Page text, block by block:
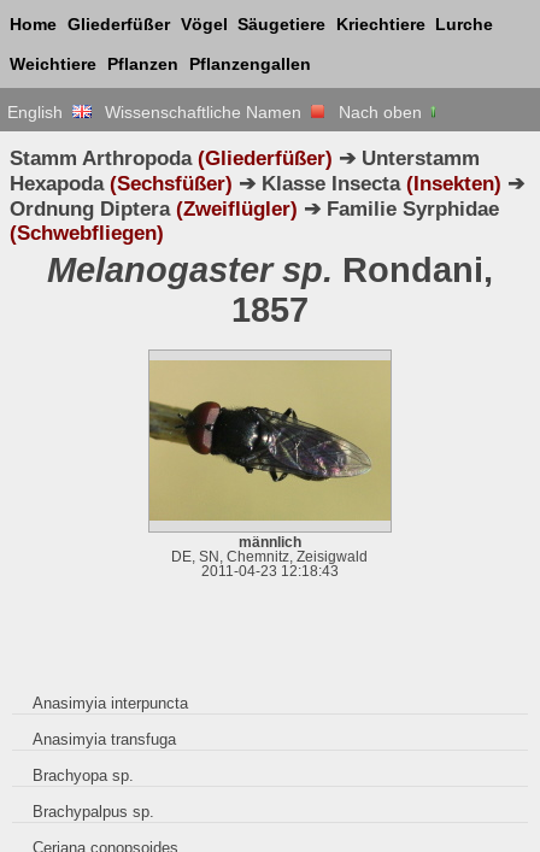
Home Gliederfüßer Vögel Säugetiere Kriechtiere Lurche
Weichtiere Pflanzen Pflanzengallen
English Wissenschaftliche Namen Nach oben
Stamm Arthropoda (Gliederfüßer) ➔ Unterstamm
Hexapoda(Sechsfüßer) ➔ Klasse Insecta(Insekten) ➔
Ordnung Diptera(Zweiflügler) ➔ Familie Syrphidae
(Schwebfliegen)
Melanogaster sp. Rondani,
1857
männlich
DE, SN, Chemnitz, Zeisigwald
2011-04-23 12:18:43
Anasimyia interpuncta
Anasimyia transfuga
Brachyopa sp.
Brachypalpus sp.
Ceriana conopsoides